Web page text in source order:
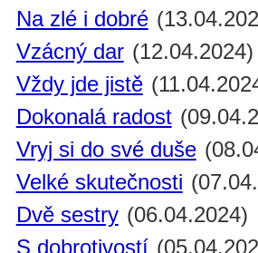
Na zlé i dobré
Vzácný dar (12.04.2024)
Vždy jde jistě
Dokonalá radost
Vryj si do své duše
Velké skutečnosti
Dvě sestry (06.04.2024)
S dobrotivostí